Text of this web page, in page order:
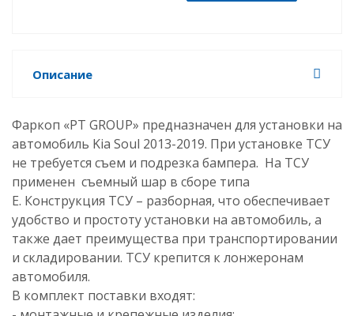
Описание
Фаркоп «PT GROUP» предназначен для установки на
автомобиль Kia Soul 2013-2019. При установке ТСУ
не требуется съем и подрезка бампера. На ТСУ
применен съемный шар в сборе типа
Е. Конструкция ТСУ – разборная, что обеспечивает
удобство и простоту установки на автомобиль, а
также дает преимущества при транспортировании
и складировании. ТСУ крепится к лонжеронам
автомобиля.
В комплект поставки входят: